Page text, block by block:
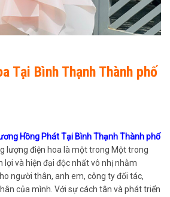
Tại Bình Thạnh Thành phố
Hồng Phát Tại Bình Thạnh Thành phố
lượng điện hoa là một trong Một trong
và hiện đại độc nhất vô nhị nhằm
người thân, anh em, công ty đối tác,
của mình. Với sự cách tân và phát triển